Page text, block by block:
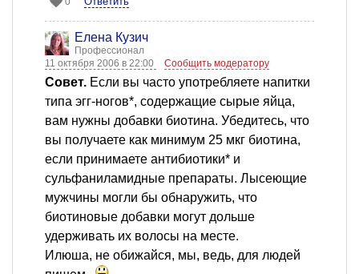
Елена Кузич
Профессионал
11 октября 2006 в 22:00
Сообщить модератору
Совет. Если вы часто употребляете напитки
типа эгг-ногов*, содержащие сырые яйца,
вам нужны добавки биотина. Убедитесь, что
вы получаете как минимум 25 мкг биотина,
если принимаете антибиотики* и
сульфаниламидные препараты. Лысеющие
мужчины могли бы обнаружить, что
биотиновые добавки могут дольше
удерживать их волосы на месте.
Илюша, не обижайся, мы, ведь, для людей